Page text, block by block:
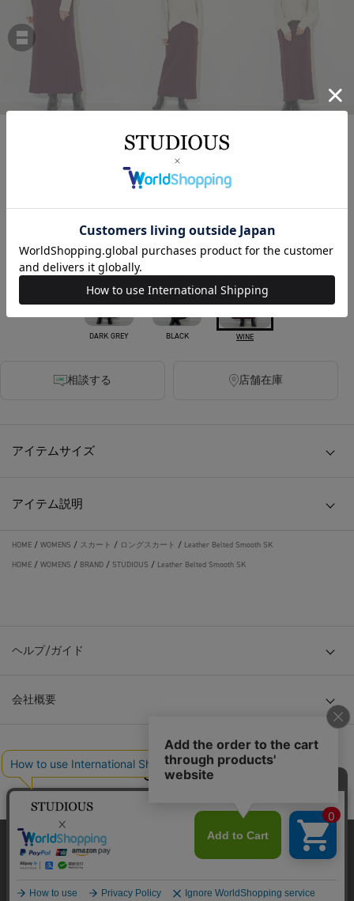
STUDIOUS
Leather Belted Smooth SK
￥19,800
カラー
DARK GREY BLACK WINE
相談する 店舗在庫
アイテムサイズ
アイテム説明
HOME / WOMENS / スカート / ロングスカート / Leather Belted Smooth SK
HOME / WOMENS / BRAND / STUDIOUS / Leather Belted Smooth SK
ヘルプ/ガイド
会社概要
© TOKYO BASE CO., LTD
当サイトはクッキー(cookie)を使用します。クッキーはサイト内
の一部の機能および、サイトの使用状況の分析からマーケティ
ング活動に利用することを目的としています。
プライバシーポリシーはこちら